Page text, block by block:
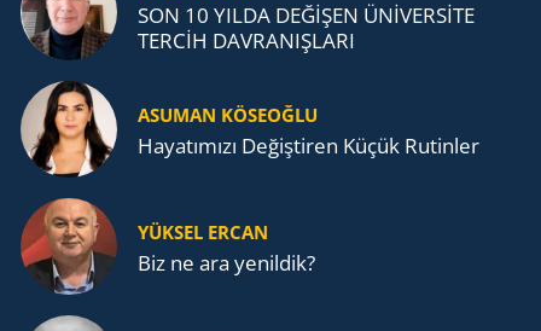
SON 10 YILDA DEĞİŞEN ÜNİVERSİTE
TERCİH DAVRANIŞLARI
ASUMAN KÖSEOĞLU
Ha­ya­tı­mı­zı De­ğiş­ti­ren Küçük Ru­tin­ler
YÜKSEL ERCAN
Biz ne ara yenildik?